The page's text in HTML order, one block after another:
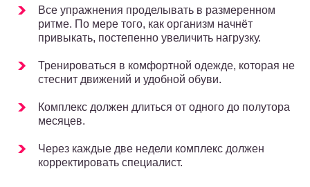
Все упражнения проделывать в размеренном
ритме. По мере того, как организм начнёт
привыкать, постепенно увеличить нагрузку.
Тренироваться в комфортной одежде, которая не
стеснит движений и удобной обуви.
Комплекс должен длиться от одного до полутора
месяцев.
Через каждые две недели комплекс должен
корректировать специалист.